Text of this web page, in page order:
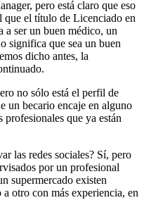
pero está claro que eso
que el título de Licenciado en
ser un buen médico, un
significa que sea un buen
dicho antes, la
no sólo está el perfil de
un becario encaje en alguno
profesionales que ya están
las redes sociales? Sí, pero
por un profesional
supermercado existen
otro con más experiencia, en